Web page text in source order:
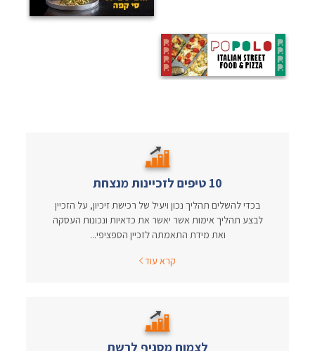
10 טיפים לזכיינות מנצחת
בכדי להשלים תהליך נכון ויעיל של רכישת זיכיון, על הזכיין
לבצע תהליך אימות אשר יאשר את כדאיות ונכונות העסקה
ואת מידת התאמתה לזכיין הספציפי...
קרא עוד
לצמוח מסניף לרשת